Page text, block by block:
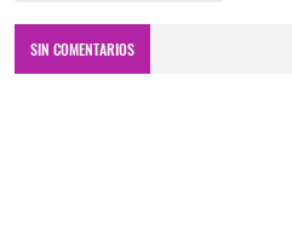
SIN COMENTARIOS